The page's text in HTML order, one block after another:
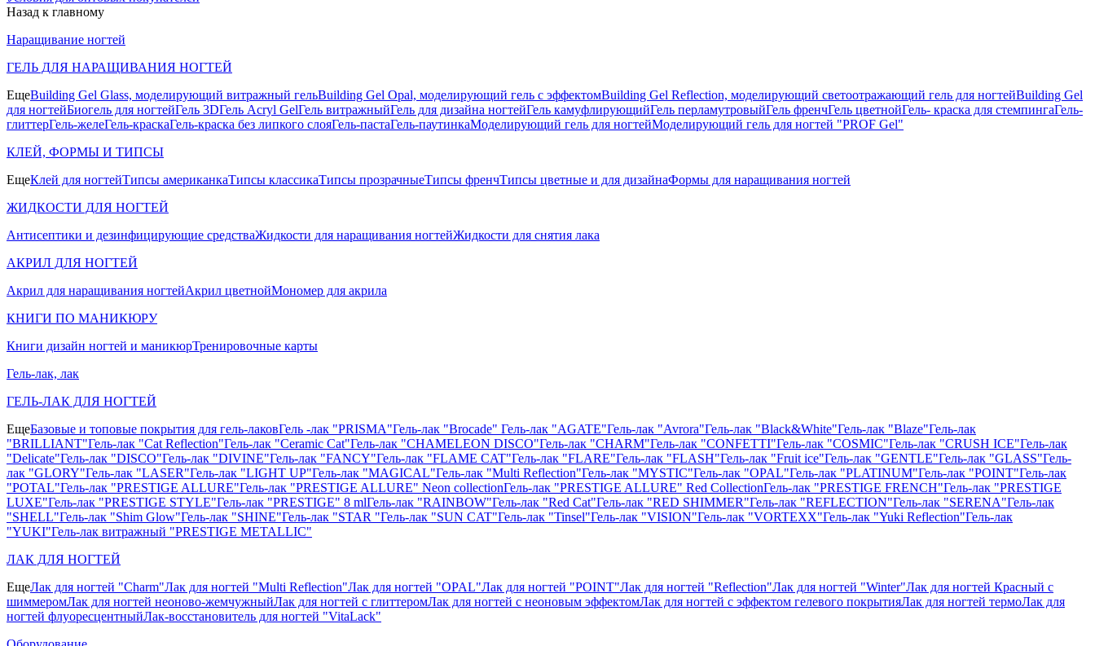
Назад к главному
Наращивание ногтей
ГЕЛЬ ДЛЯ НАРАЩИВАНИЯ НОГТЕЙ
ЕщеBuilding Gel Glass, моделирующий витражный гельBuilding Gel Opal, моделирующий гель с эффектомBuilding Gel Reflection, моделирующий светоотражающий гель для ногтейBuilding Gel
для ногтейБиогель для ногтейГель 3DГель Acryl GelГель витражныйГель для дизайна ногтейГель камуфлирующийГель перламутровыйГель френчГель цветнойГель- краска для стемпингаГель-
глиттерГель-желеГель-краскаГель-краска без липкого слояГель-пастаГель-паутинкаМоделирующий гель для ногтейМоделирующий гель для ногтей "PROF Gel"
КЛЕЙ, ФОРМЫ И ТИПСЫ
ЕщеКлей для ногтейТипсы американкаТипсы классикаТипсы прозрачныеТипсы френчТипсы цветные и для дизайнаФормы для наращивания ногтей
ЖИДКОСТИ ДЛЯ НОГТЕЙ
Антисептики и дезинфицирующие средстваЖидкости для наращивания ногтейЖидкости для снятия лака
АКРИЛ ДЛЯ НОГТЕЙ
Акрил для наращивания ногтейАкрил цветнойМономер для акрила
КНИГИ ПО МАНИКЮРУ
Книги дизайн ногтей и маникюрТренировочные карты
Гель-лак, лак
ГЕЛЬ-ЛАК ДЛЯ НОГТЕЙ
ЕщеБазовые и топовые покрытия для гель-лаковГель -лак "PRISMA"Гель-лак "Brocade" Гель-лак "AGATE"Гель-лак "Avrora"Гель-лак "Black&White"Гель-лак "Blaze"Гель-лак
"BRILLIANT"Гель-лак "Cat Reflection"Гель-лак "Ceramic Cat"Гель-лак "CHAMELEON DISCO"Гель-лак "CHARM"Гель-лак "CONFETTI"Гель-лак "COSMIC"Гель-лак "CRUSH ICE"Гель-лак
"Delicate"Гель-лак "DISCO"Гель-лак "DIVINE"Гель-лак "FANCY"Гель-лак "FLAME CAT"Гель-лак "FLARE"Гель-лак "FLASH"Гель-лак "Fruit ice"Гель-лак "GENTLE"Гель-лак "GLASS"Гель-
лак "GLORY"Гель-лак "LASER"Гель-лак "LIGHT UP"Гель-лак "MAGICAL"Гель-лак "Multi Reflection"Гель-лак "MYSTIC"Гель-лак "OPAL"Гель-лак "PLATINUM"Гель-лак "POINT"Гель-лак
"POTAL"Гель-лак "PRESTIGE ALLURE"Гель-лак "PRESTIGE ALLURE" Neon collectionГель-лак "PRESTIGE ALLURE" Red CollectionГель-лак "PRESTIGE FRENCH"Гель-лак "PRESTIGE
LUXE"Гель-лак "PRESTIGE STYLE"Гель-лак "PRESTIGE" 8 mlГель-лак "RAINBOW"Гель-лак "Red Cat"Гель-лак "RED SHIMMER"Гель-лак "REFLECTION"Гель-лак "SERENA"Гель-лак
"SHELL"Гель-лак "Shim Glow"Гель-лак "SHINE"Гель-лак "STAR "Гель-лак "SUN CAT"Гель-лак "Tinsel"Гель-лак "VISION"Гель-лак "VORTEXX"Гель-лак "Yuki Reflection"Гель-лак
"YUKI"Гель-лак витражный "PRESTIGE METALLIC"
ЛАК ДЛЯ НОГТЕЙ
ЕщеЛак для ногтей "Charm"Лак для ногтей "Multi Reflection"Лак для ногтей "OPAL"Лак для ногтей "POINT"Лак для ногтей "Reflection"Лак для ногтей "Winter"Лак для ногтей Красный с
шиммеромЛак для ногтей неоново-жемчужныйЛак для ногтей с глиттеромЛак для ногтей с неоновым эффектомЛак для ногтей с эффектом гелевого покрытияЛак для ногтей термоЛак для
ногтей флуоресцентныйЛак-восстановитель для ногтей "VitaLack"